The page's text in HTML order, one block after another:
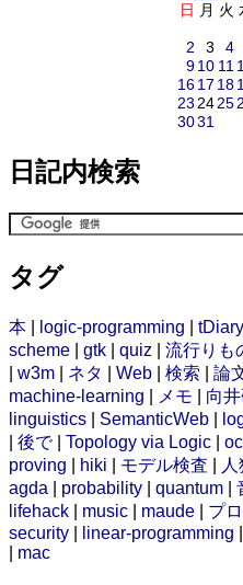
日 月 火
2
3 4
910 11
1617 18
23 2425
3031
日記内検索
タグ
本 logic-programming tDiary
scheme
gtk quiz 流行りも
w3m ネタ Web 検索 論
machine-learning
メモ 向
linguistics
SemanticWeb
後で| Topology via Logic
proving
hiki モデル検査 人
agda
probability quantum
lifehack
music maude プ
security
linear-programming
mac